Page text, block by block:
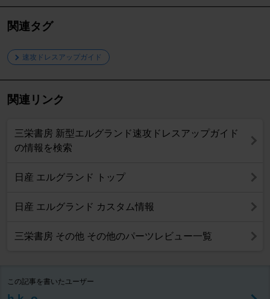
関連タグ
速攻ドレスアップガイド
関連リンク
三栄書房 新型エルグランド速攻ドレスアップガイド
の情報を検索
日産 エルグランド トップ
日産 エルグランド カスタム情報
三栄書房 その他 その他のパーツレビュー一覧
この記事を書いたユーザー